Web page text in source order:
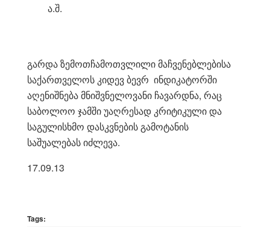
ა.შ.
გარდა ზემოთჩამოთვლილი მაჩვენებლებისა
საქართველოს კიდევ ბევრ ინდიკატორში
აღენიშნება მნიშვნელოვანი ჩავარდნა, რაც
საბოლოო ჯამში უაღრესად კრიტიკული და
საგულისხმო დასკვნების გამოტანის
საშუალებას იძლევა.
17.09.13
Tags: